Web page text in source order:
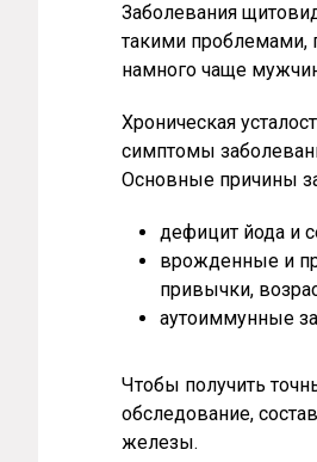
Заболевания
такими проблемами,
намного чаще
Хроническая
симптомы
Основные причины
дефицит йода и
врожденные и
привычки,
аутоиммунные
Чтобы получить
обследование,
железы.